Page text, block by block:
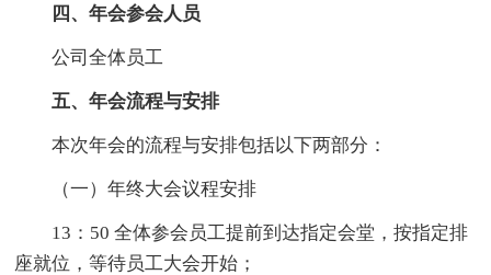
四、年会参会人员
公司全体员工
五、年会流程与安排
本次年会的流程与安排包括以下两部分：
（一）年终大会议程安排
13：50 全体参会员工提前到达指定会堂，按指定排
座就位，等待员工大会开始；